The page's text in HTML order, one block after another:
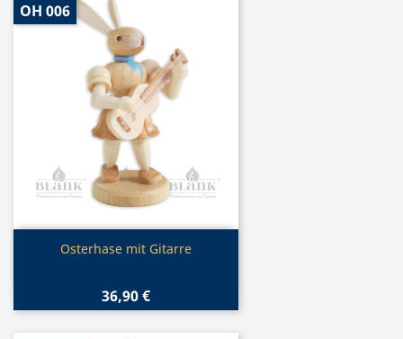
Vorschau
Osterhase mit Gitarre
36,90 €
OH 006